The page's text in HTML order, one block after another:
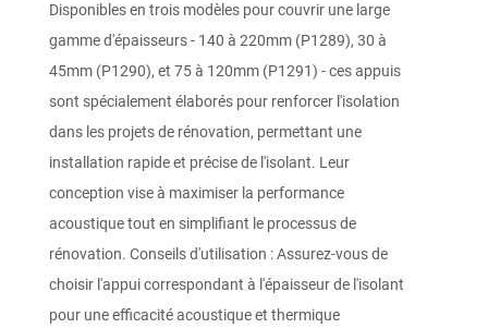
Disponibles en trois modèles pour couvrir une large
gamme d'épaisseurs - 140 à 220mm (P1289), 30 à
45mm (P1290), et 75 à 120mm (P1291) - ces appuis
sont spécialement élaborés pour renforcer l'isolation
dans les projets de rénovation, permettant une
installation rapide et précise de l'isolant. Leur
conception vise à maximiser la performance
acoustique tout en simplifiant le processus de
rénovation. Conseils d'utilisation : Assurez-vous de
choisir l'appui correspondant à l'épaisseur de l'isolant
pour une efficacité acoustique et thermique